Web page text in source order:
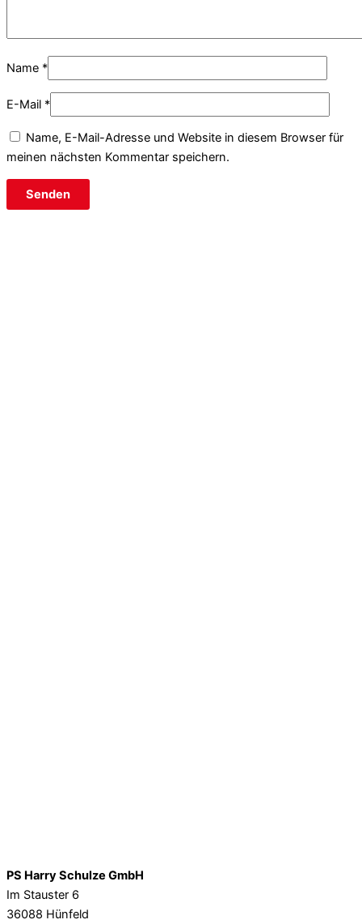
Name *
E-Mail *
Name, E-Mail-Adresse und Website in diesem Browser für
meinen nächsten Kommentar speichern.
PS Harry Schulze GmbH
Im Stauster 6
36088 Hünfeld